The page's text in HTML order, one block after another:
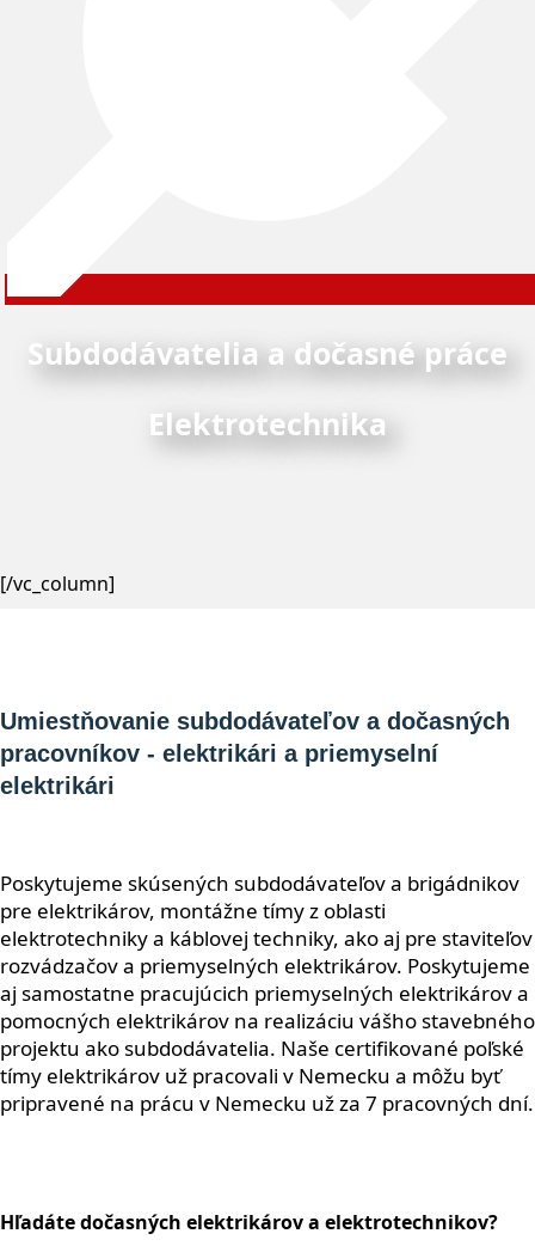
Subdodávatelia a dočasné práce
Elektrotechnika
[/vc_column]
Umiestňovanie subdodávateľov a dočasných
pracovníkov - elektrikári a priemyselní
elektrikári
Poskytujeme skúsených subdodávateľov a brigádnikov
pre elektrikárov, montážne tímy z oblasti
elektrotechniky a káblovej techniky, ako aj pre staviteľov
rozvádzačov a priemyselných elektrikárov. Poskytujeme
aj samostatne pracujúcich priemyselných elektrikárov a
pomocných elektrikárov na realizáciu vášho stavebného
projektu ako subdodávatelia. Naše certifikované poľské
tímy elektrikárov už pracovali v Nemecku a môžu byť
pripravené na prácu v Nemecku už za 7 pracovných dní.
Hľadáte dočasných elektrikárov a elektrotechnikov?